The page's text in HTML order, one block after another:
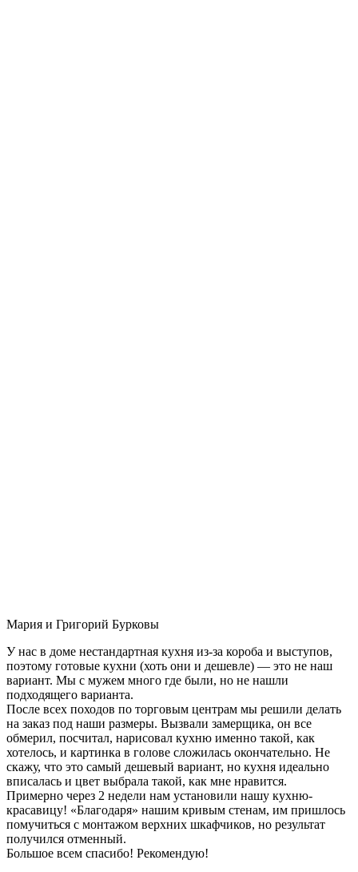
Мария и Григорий Бурковы
У нас в доме нестандартная кухня из-за короба и выступов,
поэтому готовые кухни (хоть они и дешевле) — это не наш
вариант. Мы с мужем много где были, но не нашли
подходящего варианта.
После всех походов по торговым центрам мы решили делать
на заказ под наши размеры. Вызвали замерщика, он все
обмерил, посчитал, нарисовал кухню именно такой, как
хотелось, и картинка в голове сложилась окончательно. Не
скажу, что это самый дешевый вариант, но кухня идеально
вписалась и цвет выбрала такой, как мне нравится.
Примерно через 2 недели нам установили нашу кухню-
красавицу! «Благодаря» нашим кривым стенам, им пришлось
помучиться с монтажом верхних шкафчиков, но результат
получился отменный.
Большое всем спасибо! Рекомендую!